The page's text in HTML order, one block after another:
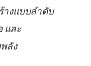
างแบบลำดับ
และ
ลัง